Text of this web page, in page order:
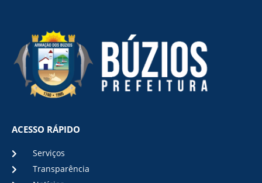
ACESSO RÁPIDO
Serviços
Transparência